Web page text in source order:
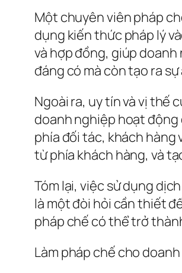
Một chuyên viên pháp
dụng kiến thức pháp lý
và hợp đồng, giúp
đáng có mà còn tạo ra
Ngoài ra, uy tín và vị thế
doanh nghiệp hoạt
phía đối tác, khách hàng
từ phía khách hàng, và
Tóm lại, việc sử dụng
là một đòi hỏi cần thiết
pháp chế có thể trở
Làm pháp chế cho